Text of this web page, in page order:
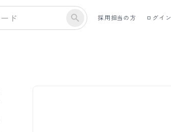
採用担当の方 ログイン